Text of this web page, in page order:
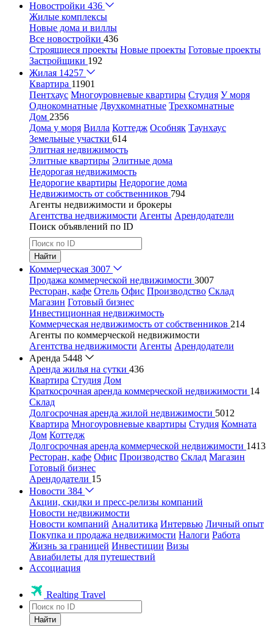
Новостройки 436
Жилые комплексы
Новые дома и виллы
Все новостройки 436
Строящиеся проекты Новые проекты Готовые проекты
Застройщики 192
Жилая 14257
Квартира 11901
Пентхаус Многоуровневые квартиры Студия У моря
Однокомнатные Двухкомнатные Трехкомнатные
Дом 2356
Дома у моря Вилла Коттедж Особняк Таунхаус
Земельные участки 614
Элитная недвижимость
Элитные квартиры Элитные дома
Недорогая недвижимость
Недорогие квартиры Недорогие дома
Недвижимость от собственников 794
Агенты недвижимости и брокеры
Агентства недвижимости Агенты Арендодатели
Поиск объявлений по ID
Найти
Коммерческая 3007
Продажа коммерческой недвижимости 3007
Ресторан, кафе Отель Офис Производство Склад
Магазин Готовый бизнес
Инвестиционная недвижимость
Коммерческая недвижимость от собственников 214
Агенты по коммерческой недвижимости
Агентства недвижимости Агенты Арендодатели
Аренда 5448
Аренда жилья на сутки 436
Квартира Студия Дом
Краткосрочная аренда коммерческой недвижимости 14
Склад
Долгосрочная аренда жилой недвижимости 5012
Квартира Многоуровневые квартиры Студия Комната
Дом Коттедж
Долгосрочная аренда коммерческой недвижимости 1413
Ресторан, кафе Офис Производство Склад Магазин
Готовый бизнес
Арендодатели 15
Новости 384
Акции, скидки и пресс-релизы компаний
Новости недвижимости
Новости компаний Аналитика Интервью Личный опыт
Покупка и продажа недвижимости Налоги Работа
Жизнь за границей Инвестиции Визы
Авиабилеты для путешествий
Ассоциация
Realting Travel
Найти